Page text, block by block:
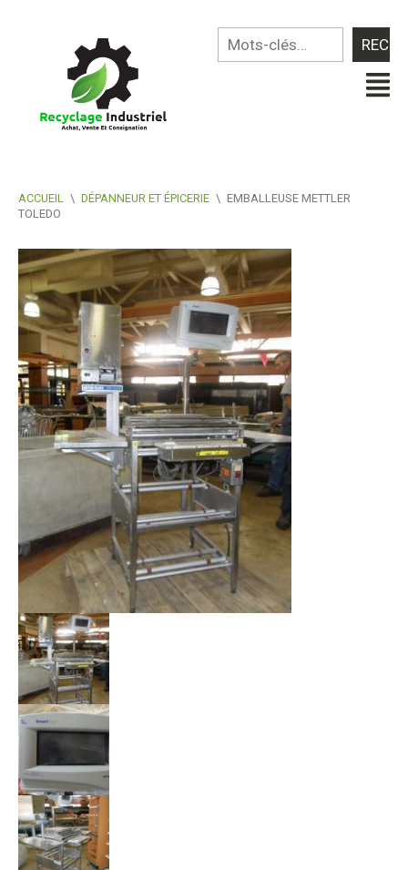
ACCUEIL \ DÉPANNEUR ET ÉPICERIE \ EMBALLEUSE METTLER
TOLEDO